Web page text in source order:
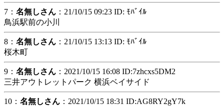
7： 名無しさん ：21/10/15 09:23 ID: ﾓﾊﾞｲﾙ
鳥浜駅前の小川
8： 名無しさん ：21/10/15 13:13 ID: ﾓﾊﾞｲﾙ
桜木町
9： 名無しさん ：2021/10/15 16:08 ID:7zhcxs5DM2
三井アウトレットパーク 横浜ベイサイド
10： 名無しさん ：2021/10/15 18:31 ID:AG8RY2gY7k